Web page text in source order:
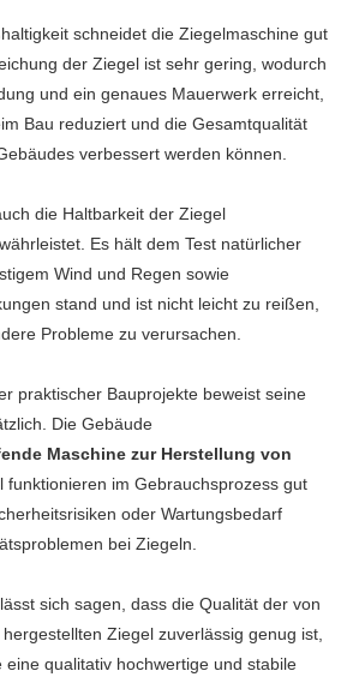
schneidet die Ziegelmaschine gut
der Ziegel ist sehr gering, wodurch
und ein genaues Mauerwerk erreicht,
Bau reduziert und die Gesamtqualität
verbessert werden können.
die Haltbarkeit der Ziegel
Es hält dem Test natürlicher
Wind und Regen sowie
stand und ist nicht leicht zu reißen,
Probleme zu verursachen.
praktischer Bauprojekte beweist seine
Die Gebäude
Maschine zur Herstellung von
funktionieren im Gebrauchsprozess gut
oder Wartungsbedarf
bei Ziegeln.
sich sagen, dass die Qualität der von
Ziegel zuverlässig genug ist,
eine qualitativ hochwertige und stabile